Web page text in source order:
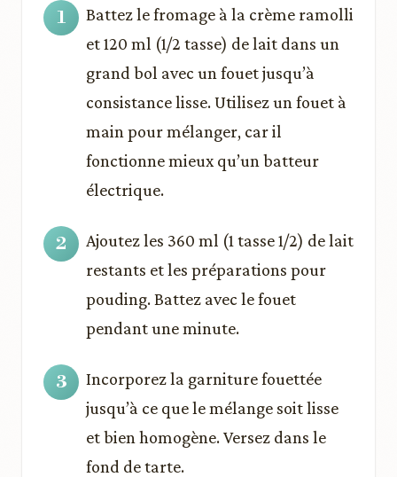
Battez le fromage à la crème ramolli
et 120 ml (1/2 tasse) de lait dans un
grand bol avec un fouet jusqu’à
consistance lisse. Utilisez un fouet à
main pour mélanger, car il
fonctionne mieux qu’un batteur
électrique.
Ajoutez les 360 ml (1 tasse 1/2) de lait
restants et les préparations pour
pouding. Battez avec le fouet
pendant une minute.
Incorporez la garniture fouettée
jusqu’à ce que le mélange soit lisse
et bien homogène. Versez dans le
fond de tarte.